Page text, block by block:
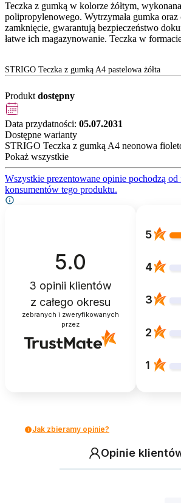
Teczka z gumką w kolorze żółtym,
polipropylenowego. Wytrzymała gumka oraz
zamknięcie, gwarantują bezpieczeństwo
łatwe ich magazynowanie. Teczka w
STRIGO Teczka z gumką A4 pastelowa żółta
Produkt dostępny
Data przydatności: 05.07.2031
Dostępne warianty
STRIGO Teczka z gumką A4 neonowa
Pokaż wszystkie
Wszystkie prezentowane opinie pochodzą
konsumentów tego produktu.
5.0
3 opinii klientów
z całego okresu
zebranych i zweryfikowanych
przez
5
4
3
2
1
Jak zbieramy opinie?
Opinie